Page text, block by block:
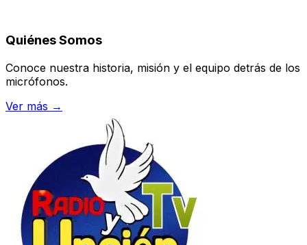
Quiénes Somos
Conoce nuestra historia, misión y el equipo detrás de los
micrófonos.
Ver más →